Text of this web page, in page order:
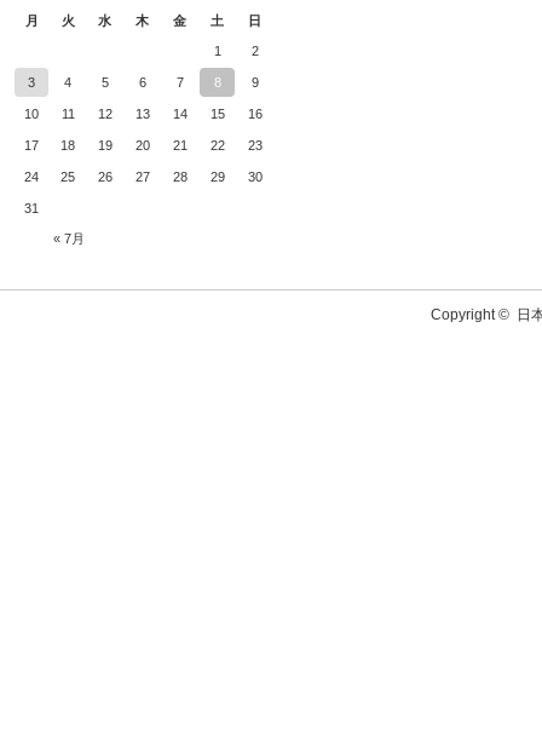
月 火 水 木 金 土 日
« 7月
1 2
3 4 5 6 7 8 9
10 11 12 13 14 15 16
17 18 19 20 21 22 23
24 25 26 27 28 29 30
31
Copyright © 日